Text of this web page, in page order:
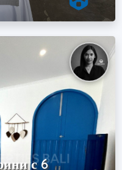
с 6